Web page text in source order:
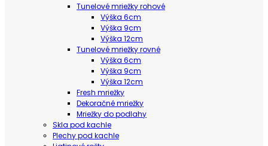
Tunelové mriežky rohové
Výška 6cm
Výška 9cm
Výška 12cm
Tunelové mriežky rovné
Výška 6cm
Výška 9cm
Výška 12cm
Fresh mriežky
Dekoračné mriežky
Mriežky do podlahy
Skla pod kachle
Plechy pod kachle